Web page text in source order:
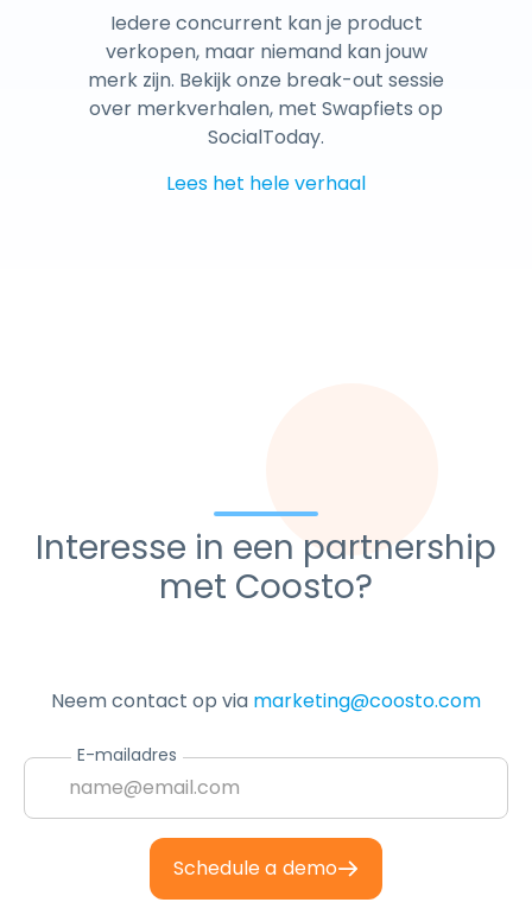
Iedere concurrent kan je product
verkopen, maar niemand kan jouw
merk zijn. Bekijk onze break-out sessie
over merkverhalen, met Swapfiets op
SocialToday.
Lees het hele verhaal
Interesse in een partnership
met Coosto?
Neem contact op via marketing@coosto.com
E-mailadres
Schedule a demo